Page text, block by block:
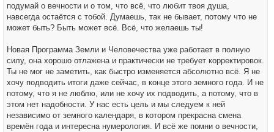
подумай о вечности и о том, что всё, что любит твоя душа,
навсегда остаётся с тобой. Думаешь, так не бывает, потому что не
может быть? Быть может всё. Всё, что желаешь ты!
Новая Программа Земли и Человечества уже работает в полную
силу, она хорошо отлажена и практически не требует корректировок.
Ты не мог не заметить, как быстро изменяется абсолютно всё. Я не
хочу подводить итоги даже сейчас, в конце этого земного года. И не
потому, что я не люблю, или не хочу их подводить, а потому, что в
этом нет надобности. У нас есть цель и мы следуем к ней
независимо от земного календаря, в котором прекрасна смена
времён года и интересна нумерология. И всё же помни о вечности,